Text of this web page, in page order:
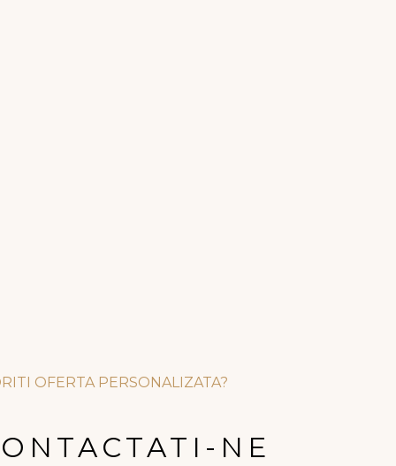
OFERTA PERSONALIZATA?
NE